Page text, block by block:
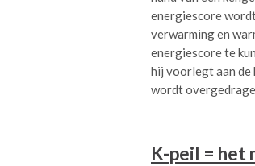
energiescore
verwarming en
energiescore te
hij voorlegt aan de
wordt
K-peil = het